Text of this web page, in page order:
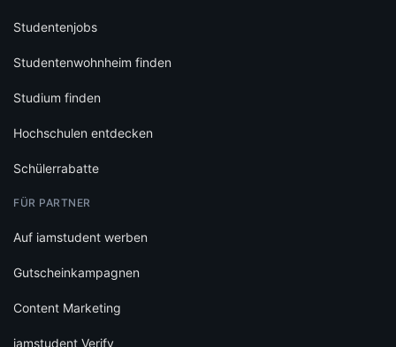
Studentenjobs
Studentenwohnheim finden
Studium finden
Hochschulen entdecken
Schülerrabatte
FÜR PARTNER
Auf iamstudent werben
Gutscheinkampagnen
Content Marketing
iamstudent Verify